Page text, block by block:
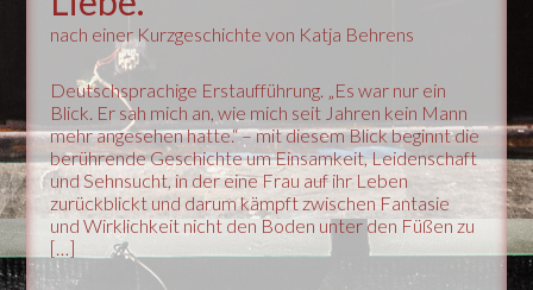
nach einer Kurzgeschichte von Katja Behrens
Deutschsprachige Erstaufführung. „Es war nur ein
Blick. Er sah mich an, wie mich seit Jahren kein Mann
mehr angesehen hatte.“ – mit diesem Blick beginnt die
berührende Geschichte um Einsamkeit, Leidenschaft
und Sehnsucht, in der eine Frau auf ihr Leben
zurückblickt und darum kämpft zwischen Fantasie
und Wirklichkeit nicht den Boden unter den Füßen zu
[…]